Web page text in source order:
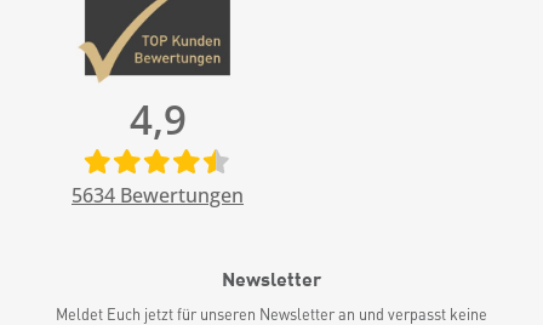
4,9
5634 Bewertungen
Newsletter
Meldet Euch jetzt für unseren Newsletter an und verpasst keine